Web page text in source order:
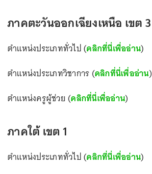
ภาคตะวันออกเฉียงเหนือ เขต 3
ตำแหน่งประเภททั่วไป (คลิกที่นี่เพื่ออ่าน)
ตำแหน่งประเภทวิชาการ (คลิกที่นี่เพื่ออ่าน)
ตำแหน่งครูผู้ช่วย (คลิกที่นี่เพื่ออ่าน)
ภาคใต้ เขต 1
ตำแหน่งประเภททั่วไป (คลิกที่นี่เพื่ออ่าน)